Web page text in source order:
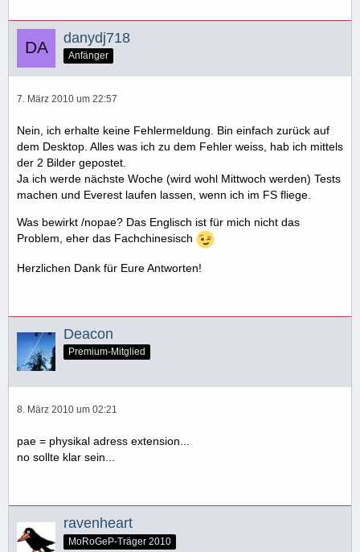
danydj718
Anfänger
7. März 2010 um 22:57
Nein, ich erhalte keine Fehlermeldung. Bin einfach zurück auf
dem Desktop. Alles was ich zu dem Fehler weiss, hab ich mittels
der 2 Bilder gepostet.
Ja ich werde nächste Woche (wird wohl Mittwoch werden) Tests
machen und Everest laufen lassen, wenn ich im FS fliege.
Was bewirkt /nopae? Das Englisch ist für mich nicht das
Problem, eher das Fachchinesisch
Herzlichen Dank für Eure Antworten!
Deacon
Premium-Mitglied
8. März 2010 um 02:21
pae = physikal adress extension...
no sollte klar sein...
ravenheart
MoRoGeP-Träger 2010